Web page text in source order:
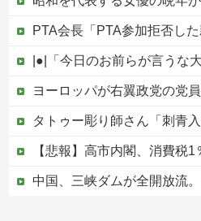
PTA会長「PTA参加拒否した親へ最
|●|「今日のお前らが言うな大賞？」とメディア関係者の一般人への
ヨーロッパが右翼政党の党員から銀行口座を作る権利を剥
タトゥー彫り師さん「刺青入れてる奴は全
【悲報】高市内閣、消費税1％表明で
中国、三峡ダムが全開放流。